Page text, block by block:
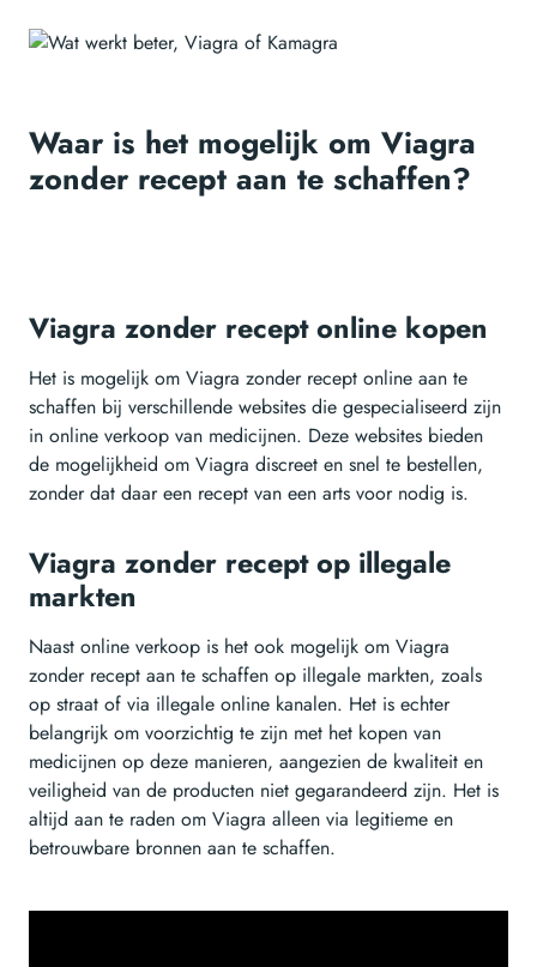
Waar is het mogelijk om Viagra
zonder recept aan te schaffen?
Viagra zonder recept online kopen
Het is mogelijk om Viagra zonder recept online aan te
schaffen bij verschillende websites die gespecialiseerd zijn
in online verkoop van medicijnen. Deze websites bieden
de mogelijkheid om Viagra discreet en snel te bestellen,
zonder dat daar een recept van een arts voor nodig is.
Viagra zonder recept op illegale
markten
Naast online verkoop is het ook mogelijk om Viagra
zonder recept aan te schaffen op illegale markten, zoals
op straat of via illegale online kanalen. Het is echter
belangrijk om voorzichtig te zijn met het kopen van
medicijnen op deze manieren, aangezien de kwaliteit en
veiligheid van de producten niet gegarandeerd zijn. Het is
altijd aan te raden om Viagra alleen via legitieme en
betrouwbare bronnen aan te schaffen.